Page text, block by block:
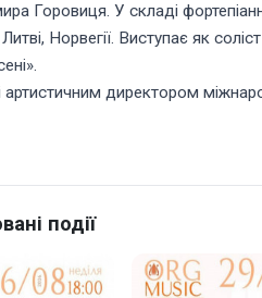
Горовиця. У складі
Литві, Норвегії. Виступає як
директором
події